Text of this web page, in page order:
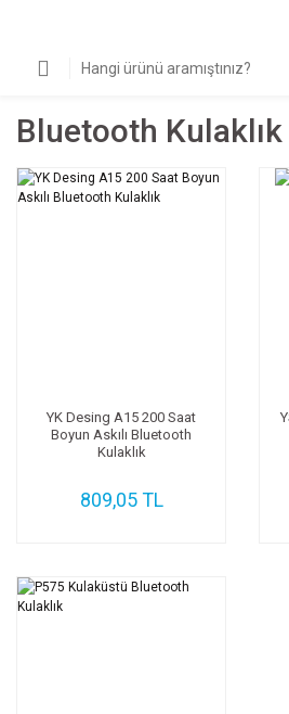
Bluetooth
YK Desing A15 200 Saat
Boyun Askılı Bluetooth
Kulaklık
809,05 TL